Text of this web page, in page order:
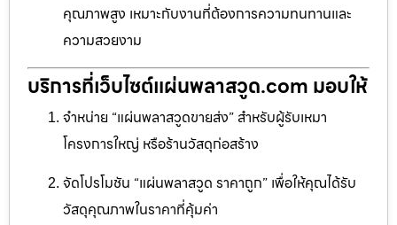
คุณภาพสูง เหมาะกับงานที่ต้องการความทนทานและ
ความสวยงาม
บริการที่เว็บไซต์แผ่นพลาสวูด.com มอบให้
จำหน่าย “แผ่นพลาสวูดขายส่ง” สำหรับผู้รับเหมา
โครงการใหญ่ หรือร้านวัสดุก่อสร้าง
จัดโปรโมชัน “แผ่นพลาสวูด ราคาถูก” เพื่อให้คุณได้รับ
วัสดุคุณภาพในราคาที่คุ้มค่า